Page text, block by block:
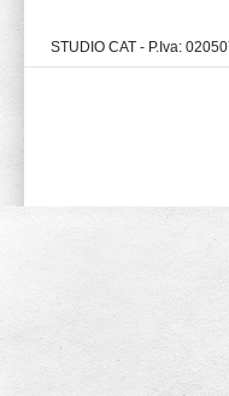
STUDIO CAT - P.Iva: